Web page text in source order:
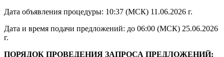
Дата объявления процедуры: 10:37 (МСК) 11.06.2026 г.
Дата и время подачи предложений: до 06:00 (МСК) 25.06.2026
г.
ПОРЯДОК ПРОВЕДЕНИЯ ЗАПРОСА ПРЕДЛОЖЕНИЙ: